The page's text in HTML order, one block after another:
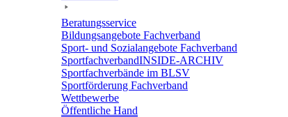
Bera­tungs­ser­vice
Bildungs­an­ge­bote Fachverband
Sport- und Sozi­al­an­ge­bote Fachverband
Sport­fach­ver­ban­d­IN­SIDE-ARCHIV
Sport­fach­ver­bände im BLSV
Sport­för­de­rung Fachverband
Wett­be­werbe
Öffent­li­che Hand